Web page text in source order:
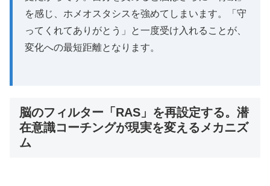
無料ウェビナーに参加
💎 お金はなぜスピリチュアルなのか？
を感じ、ホメオスタシスを強めてしまいます。「守
ってくれてありがとう」と一度受け入れることが、
変化への最短距離となります。
脳のフィルター「RAS」を再設定する。潜
在意識コーチングが現実を変えるメカニズ
ム